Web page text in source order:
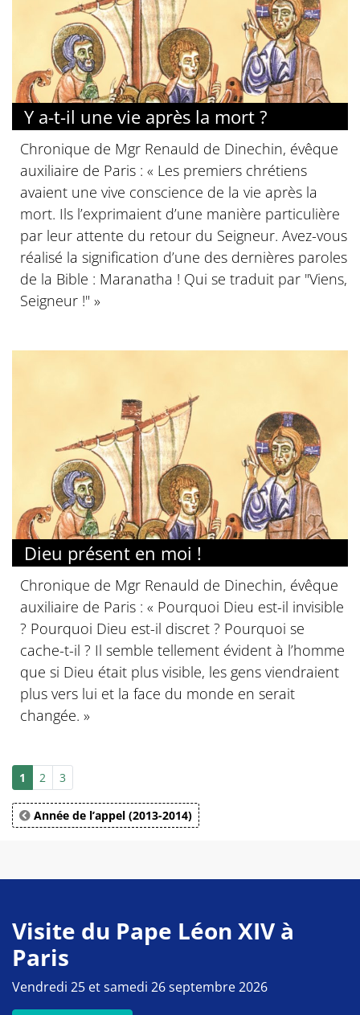
Y a-t-il une vie après la mort ?
Chronique de Mgr Renauld de Dinechin, évêque
auxiliaire de Paris : « Les premiers chrétiens
avaient une vive conscience de la vie après la
mort. Ils l’exprimaient d’une manière particulière
par leur attente du retour du Seigneur. Avez-vous
réalisé la signification d’une des dernières paroles
de la Bible : Maranatha ! Qui se traduit par "Viens,
Seigneur !" »
Dieu présent en moi !
Chronique de Mgr Renauld de Dinechin, évêque
auxiliaire de Paris : « Pourquoi Dieu est-il invisible
? Pourquoi Dieu est-il discret ? Pourquoi se
cache-t-il ? Il semble tellement évident à l’homme
que si Dieu était plus visible, les gens viendraient
plus vers lui et la face du monde en serait
changée. »
1 2 3
Année de l’appel (2013-2014)
Visite du Pape Léon XIV à
Paris
Vendredi 25 et samedi 26 septembre 2026